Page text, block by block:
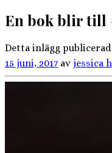
En bok blir till
Detta inlägg
15 juni, 2017 av jessica